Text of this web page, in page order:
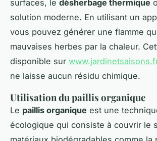
surfaces, le désherbage thermique
solution moderne. En utilisant un
vous pouvez générer une flamme
mauvaises herbes par la chaleur.
disponible sur
ne laisse aucun résidu chimique.
Utilisation du paillis organique
Le paillis organique est une
écologique qui consiste à couvrir le